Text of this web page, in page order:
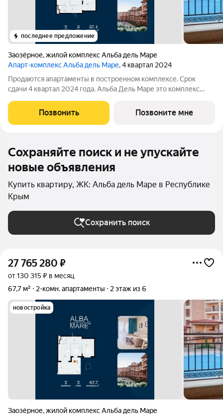
последнее предложение
Заозёрное,жилой комплекс Альба дель Маре
Апарт-комплекс Альба дель Маре, 4 квартал 2024
Продаются апартаменты в построенном комплексе. Срок
сдачи 4 квартал 2024 года. Альба Дель Маре это комплекс
Уютные здания переменной этажности строятся в 5 минутах
ходьбы (385 метров) от одного
Позвонить Позвоните мне
Сохраняйте поиск и не упускайте
новые объявления
Купить квартиру, ЖК: Альба дель Маре в Республике
Крым
Сохранить поиск
27 765 280 ₽
от 130 315 ₽ в месяц
67,7 м²
2-комн. апартаменты 2 этаж из 6
новостройка
Заозёрное,жилой комплекс Альба дель Маре